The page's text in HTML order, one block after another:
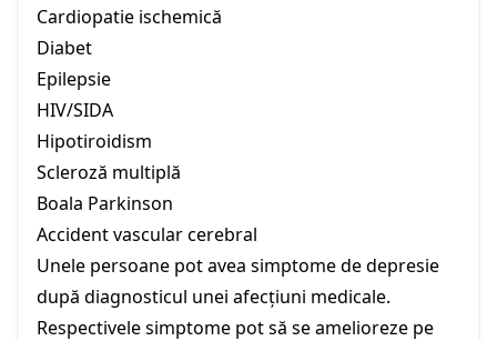
Cardiopatie ischemică
Diabet
Epilepsie
HIV/SIDA
Hipotiroidism
Scleroză multiplă
Boala Parkinson
Accident vascular cerebral
Unele persoane pot avea simptome de depresie
după diagnosticul unei afecțiuni medicale.
Respectivele simptome pot să se amelioreze pe